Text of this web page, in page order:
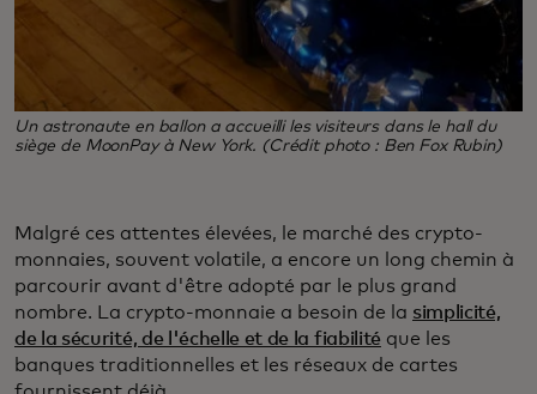
Un astronaute en ballon a accueilli les visiteurs dans le hall du
siège de MoonPay à New York. (Crédit photo : Ben Fox Rubin)
Malgré ces attentes élevées, le marché des crypto-
monnaies, souvent volatile, a encore un long chemin à
parcourir avant d'être adopté par le plus grand
nombre. La crypto-monnaie a besoin de la simplicité,
de la sécurité, de l'échelle et de la fiabilité que les
banques traditionnelles et les réseaux de cartes